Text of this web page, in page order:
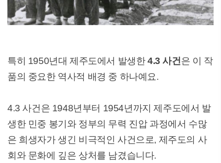
특히 1950년대 제주도에서 발생한4.3 사건은 이 작
품의 중요한 역사적 배경 중 하나예요.
4.3 사건은 1948년부터 1954년까지 제주도에서 발
생한 민중 봉기와 정부의 무력 진압 과정에서 수많
은 희생자가 생긴 비극적인 사건으로, 제주도의 사
회와 문화에 깊은 상처를 남겼습니다.